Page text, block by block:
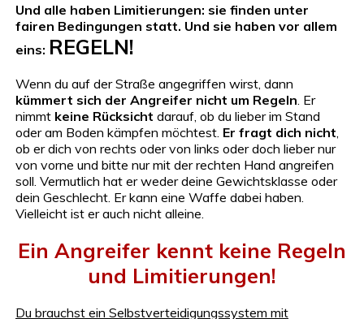
Und alle haben Limitierungen: sie finden unter
fairen Bedingungen statt. Und sie haben vor allem
eins: REGELN!
Wenn du auf der Straße angegriffen wirst, dann
kümmert sich der Angreifer nicht um Regeln . Er
nimmt keine Rücksicht darauf, ob du lieber im Stand
oder am Boden kämpfen möchtest. Er fragt dich nicht
ob er dich von rechts oder von links oder doch lieber nur
von vorne und bitte nur mit der rechten Hand angreifen
soll. Vermutlich hat er weder deine Gewichtsklasse oder
dein Geschlecht. Er kann eine Waffe dabei haben.
Vielleicht ist er auch nicht alleine.
Ein Angreifer kennt keine Regeln
und Limitierungen!
Du brauchst ein Selbstverteidigungssystem mit